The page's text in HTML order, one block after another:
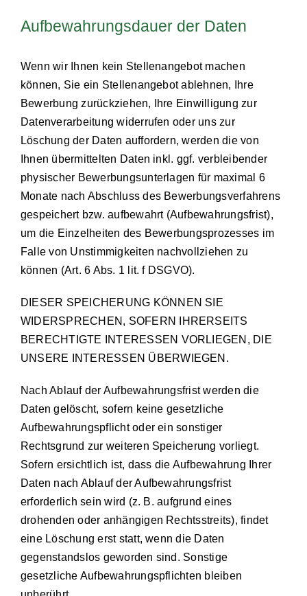
Aufbewahrungsdauer der Daten
Wenn wir Ihnen kein Stellenangebot machen
können, Sie ein Stellenangebot ablehnen, Ihre
Bewerbung zurückziehen, Ihre Einwilligung zur
Datenverarbeitung widerrufen oder uns zur
Löschung der Daten auffordern, werden die von
Ihnen übermittelten Daten inkl. ggf. verbleibender
physischer Bewerbungsunterlagen für maximal 6
Monate nach Abschluss des Bewerbungsverfahrens
gespeichert bzw. aufbewahrt (Aufbewahrungsfrist),
um die Einzelheiten des Bewerbungsprozesses im
Falle von Unstimmigkeiten nachvollziehen zu
können (Art. 6 Abs. 1 lit. f DSGVO).
DIESER SPEICHERUNG KÖNNEN SIE
WIDERSPRECHEN, SOFERN IHRERSEITS
BERECHTIGTE INTERESSEN VORLIEGEN, DIE
UNSERE INTERESSEN ÜBERWIEGEN.
Nach Ablauf der Aufbewahrungsfrist werden die
Daten gelöscht, sofern keine gesetzliche
Aufbewahrungspflicht oder ein sonstiger
Rechtsgrund zur weiteren Speicherung vorliegt.
Sofern ersichtlich ist, dass die Aufbewahrung Ihrer
Daten nach Ablauf der Aufbewahrungsfrist
erforderlich sein wird (z. B. aufgrund eines
drohenden oder anhängigen Rechtsstreits), findet
eine Löschung erst statt, wenn die Daten
gegenstandslos geworden sind. Sonstige
gesetzliche Aufbewahrungspflichten bleiben